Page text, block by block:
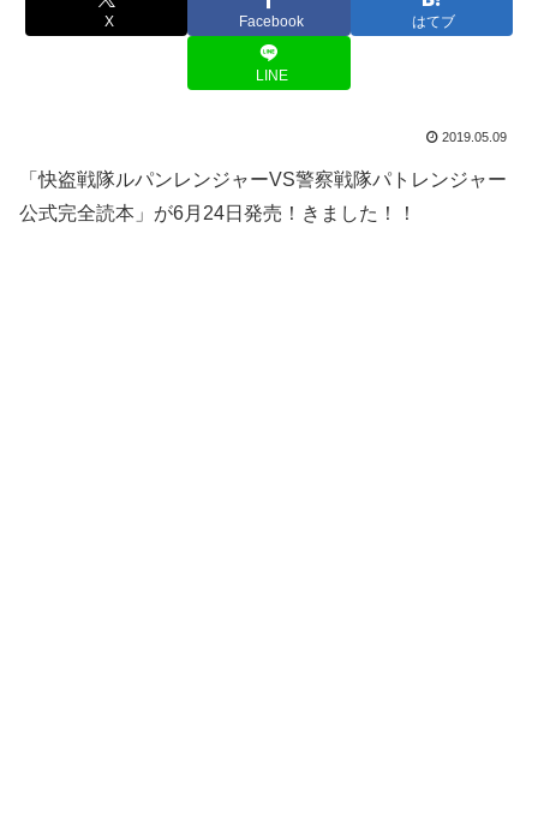
X Facebook はてブ
LINE
2019.05.09
「快盗戦隊ルパンレンジャーVS警察戦隊パトレンジャー
公式完全読本」が6月24日発売！きました！！